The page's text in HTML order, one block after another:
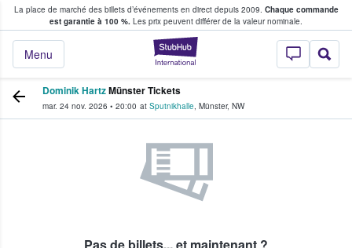
La place de marché des billets d’événements en direct depuis 2009. Chaque commande
est garantie à 100 %. Les prix peuvent différer de la valeur nominale.
StubHub - Où
Menu
fans achètent et vendent des billets
Dominik HartzMünster Tickets
mar. 24 nov. 2026 • 20:00 at Sputnikhalle, Münster, NW